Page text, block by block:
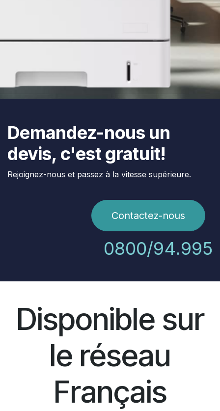
Demandez-nous un
devis, c'est gratuit!
Rejoignez-nous et passez à la vitesse supérieure.
Contactez-nous
0800/94.995
Disponible sur
le réseau
Français